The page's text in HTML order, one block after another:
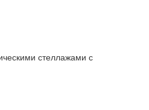
стеллажами с